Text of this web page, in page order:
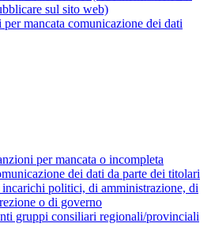
sul sito web)
per mancata comunicazione dei dati
per mancata o incompleta
dei dati da parte dei titolari
politici, di amministrazione, di
o di governo
gruppi consiliari regionali/provinciali